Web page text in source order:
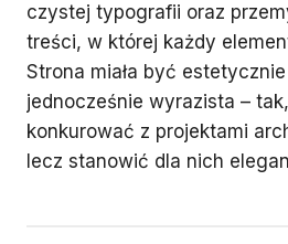
czystej typografii oraz
treści, w której każdy
Strona miała być
jednocześnie wyrazista –
konkurować z projektami
lecz stanowić dla nich